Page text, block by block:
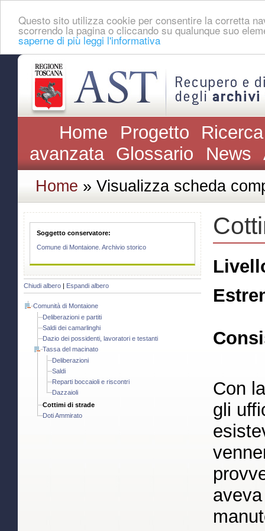
Questo sito utilizza cookie per consentire la corretta
scorrendo la pagina o cliccando su qualunque suo
saperne di più leggi l'informativa
Home Progetto
avanzata Glossario News
Home » Visualizza scheda
Soggetto conservatore:
Comune di Montaione. Archivio storico
Chiudi albero Espandi albero
Comunità di Montaione
Deliberazioni e partiti
Saldi dei camarlinghi
Dazio dei possidenti, lavoratori e testanti
Tassa del macinato
Deliberazioni
Saldi
Reparti boccaioli e riscontri
Dazzaioli
Cottimi di strade
Doti Ammirato
Con
gli